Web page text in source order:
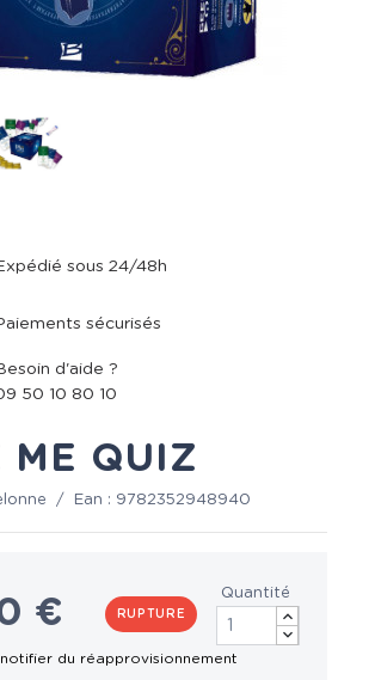
sous 24/48h
sécurisés
d'aide ?
50 10 80 10
ME QUIZ
/ Ean : 9782352948940
€ RUPTURE
Quantité